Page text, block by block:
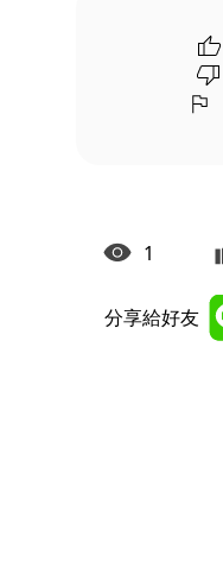
1
分享給好友